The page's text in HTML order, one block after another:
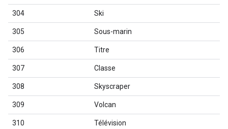
304 Ski
305 Sous-marin
306 Titre
307 Classe
308 Skyscraper
309 Volcan
310 Télévision